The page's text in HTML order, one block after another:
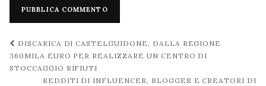
Navigazione
post
DISCARICA DI CASTELGUIDONE, DALLA REGIONE
360MILA EURO PER REALIZZARE UN CENTRO DI
STOCCAGGIO RIFIUTI
REDDITI DI INFLUENCER, BLOGGER E CREATORI DI